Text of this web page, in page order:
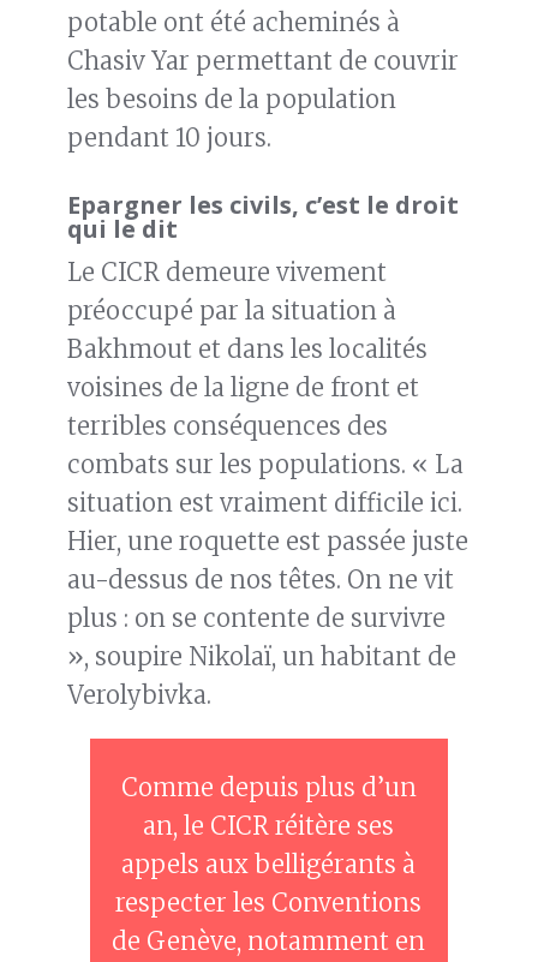
potable ont été acheminés à
Chasiv Yar permettant de couvrir
les besoins de la population
pendant 10 jours.
Epargner les civils, c’est le droit
qui le dit
Le CICR demeure vivement
préoccupé par la situation à
Bakhmout et dans les localités
voisines de la ligne de front et
terribles conséquences des
combats sur les populations. « La
situation est vraiment difficile ici.
Hier, une roquette est passée juste
au-dessus de nos têtes. On ne vit
plus : on se contente de survivre
», soupire Nikolaï, un habitant de
Verolybivka.
Comme depuis plus d’un
an, le CICR réitère ses
appels aux belligérants à
respecter les Conventions
de Genève, notamment en